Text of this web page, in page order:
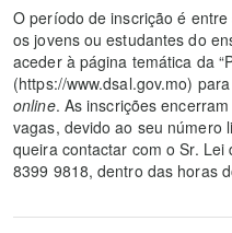
O período de inscrição é
os jovens ou estudantes do
aceder à página temática da
(https://www.dsal.gov.mo)
online. As inscrições
vagas, devido ao seu número
queira contactar com o Sr.
8399 9818, dentro das horas